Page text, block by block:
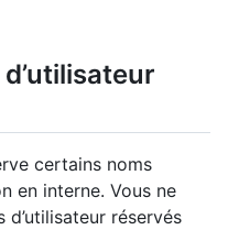
certains noms
en interne. Vous ne
réservés